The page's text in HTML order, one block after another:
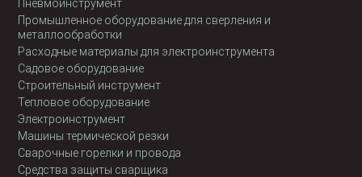
Пневмоинструмент
Промышленное оборудование для сверления и
металлообработки
Расходные материалы для электроинструмента
Садовое оборудование
Строительный инструмент
Тепловое оборудование
Электроинструмент
Машины термической резки
Сварочные горелки и провода
Средства защиты сварщика